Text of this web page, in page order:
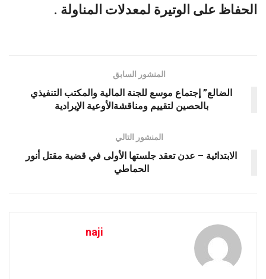
الحفاظ على الوتيرة لمعدلات المناولة .
المنشور السابق
الضالع” إجتماع موسع للجنة المالية والمكتب التنفيذي
بالحصين لتقييم ومناقشةالأوعية الإيرادية
المنشور التالي
الابتدائية – عدن تعقد جلستها الأولى في قضية مقتل أنور
الحماطي
naji